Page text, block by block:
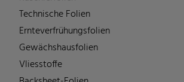
Technische Folien
Ernteverfrühungsfolien
Gewächshausfolien
Vliesstoffe